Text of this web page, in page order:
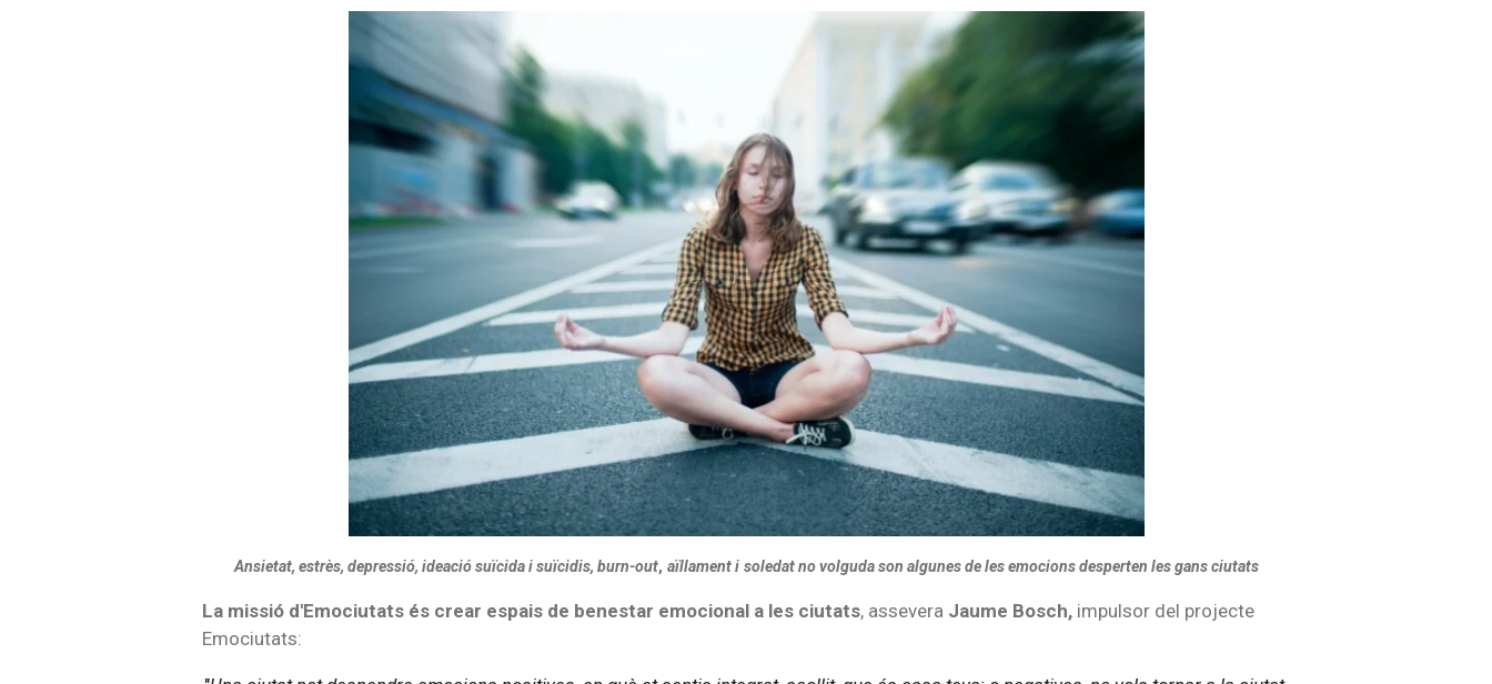
Ansietat, estrès, depressió, ideació suïcida i suïcidis, burn-out, aïllament i soledat no volguda son algunes de les emocions desperten les gans ciutats
La missió d'Emociutats és crear espais de benestar emocional a les ciutats, assevera Jaume Bosch, impulsor del projecte
Emociutats: